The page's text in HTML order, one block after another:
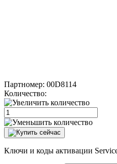
Партномер: 00D8114
Количество:
Ключи и коды активации